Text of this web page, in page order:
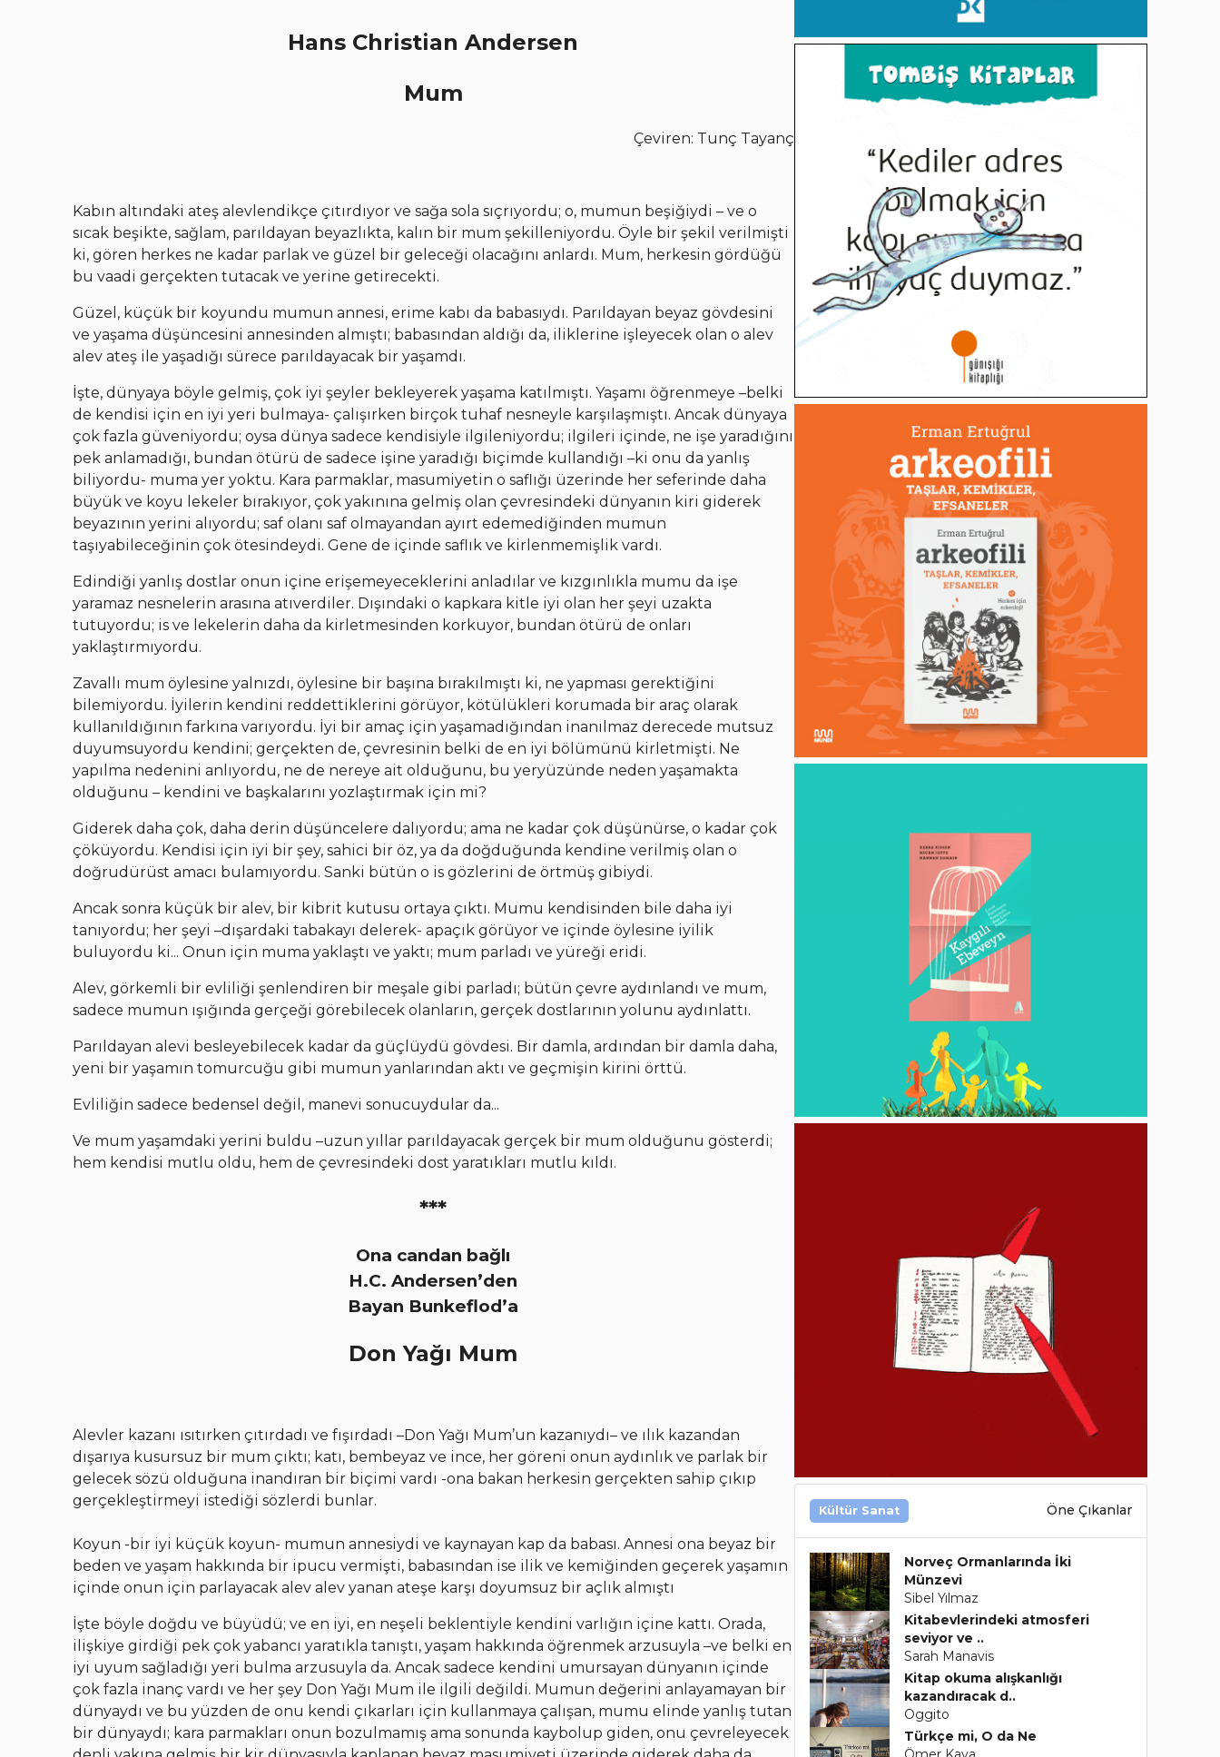
Hans Christian Andersen
Mum
Çeviren: Tunç Tayanç
Kabın altındaki ateş alevlendikçe çıtırdıyor ve sağa sola sıçrıyordu; o, mumun beşiğiydi – ve o
sıcak beşikte, sağlam, parıldayan beyazlıkta, kalın bir mum şekilleniyordu. Öyle bir şekil verilmişti
ki, gören herkes ne kadar parlak ve güzel bir geleceği olacağını anlardı. Mum, herkesin gördüğü
bu vaadi gerçekten tutacak ve yerine getirecekti.
Güzel, küçük bir koyundu mumun annesi, erime kabı da babasıydı. Parıldayan beyaz gövdesini
ve yaşama düşüncesini annesinden almıştı; babasından aldığı da, iliklerine işleyecek olan o alev
alev ateş ile yaşadığı sürece parıldayacak bir yaşamdı.
İşte, dünyaya böyle gelmiş, çok iyi şeyler bekleyerek yaşama katılmıştı. Yaşamı öğrenmeye –belki
de kendisi için en iyi yeri bulmaya- çalışırken birçok tuhaf nesneyle karşılaşmıştı. Ancak dünyaya
çok fazla güveniyordu; oysa dünya sadece kendisiyle ilgileniyordu; ilgileri içinde, ne işe yaradığını
pek anlamadığı, bundan ötürü de sadece işine yaradığı biçimde kullandığı –ki onu da yanlış
biliyordu- muma yer yoktu. Kara parmaklar, masumiyetin o saflığı üzerinde her seferinde daha
büyük ve koyu lekeler bırakıyor, çok yakınına gelmiş olan çevresindeki dünyanın kiri giderek
beyazının yerini alıyordu; saf olanı saf olmayandan ayırt edemediğinden mumun
taşıyabileceğinin çok ötesindeydi. Gene de içinde saflık ve kirlenmemişlik vardı.
Edindiği yanlış dostlar onun içine erişemeyeceklerini anladılar ve kızgınlıkla mumu da işe
yaramaz nesnelerin arasına atıverdiler. Dışındaki o kapkara kitle iyi olan her şeyi uzakta
tutuyordu; is ve lekelerin daha da kirletmesinden korkuyor, bundan ötürü de onları
yaklaştırmıyordu.
Zavallı mum öylesine yalnızdı, öylesine bir başına bırakılmıştı ki, ne yapması gerektiğini
bilemiyordu. İyilerin kendini reddettiklerini görüyor, kötülükleri korumada bir araç olarak
kullanıldığının farkına varıyordu. İyi bir amaç için yaşamadığından inanılmaz derecede mutsuz
duyumsuyordu kendini; gerçekten de, çevresinin belki de en iyi bölümünü kirletmişti. Ne
yapılma nedenini anlıyordu, ne de nereye ait olduğunu, bu yeryüzünde neden yaşamakta
olduğunu – kendini ve başkalarını yozlaştırmak için mi?
Giderek daha çok, daha derin düşüncelere dalıyordu; ama ne kadar çok düşünürse, o kadar çok
çöküyordu. Kendisi için iyi bir şey, sahici bir öz, ya da doğduğunda kendine verilmiş olan o
doğrudürüst amacı bulamıyordu. Sanki bütün o is gözlerini de örtmüş gibiydi.
Ancak sonra küçük bir alev, bir kibrit kutusu ortaya çıktı. Mumu kendisinden bile daha iyi
tanıyordu; her şeyi –dışardaki tabakayı delerek- apaçık görüyor ve içinde öylesine iyilik
buluyordu ki... Onun için muma yaklaştı ve yaktı; mum parladı ve yüreği eridi.
Alev, görkemli bir evliliği şenlendiren bir meşale gibi parladı; bütün çevre aydınlandı ve mum,
sadece mumun ışığında gerçeği görebilecek olanların, gerçek dostlarının yolunu aydınlattı.
Parıldayan alevi besleyebilecek kadar da güçlüydü gövdesi. Bir damla, ardından bir damla daha,
yeni bir yaşamın tomurcuğu gibi mumun yanlarından aktı ve geçmişin kirini örttü.
Evliliğin sadece bedensel değil, manevi sonucuydular da...
Ve mum yaşamdaki yerini buldu –uzun yıllar parıldayacak gerçek bir mum olduğunu gösterdi;
hem kendisi mutlu oldu, hem de çevresindeki dost yaratıkları mutlu kıldı.
***
Ona candan bağlı
H.C. Andersen’den
Bayan Bunkeflod’a
Don Yağı Mum
Alevler kazanı ısıtırken çıtırdadı ve fışırdadı –Don Yağı Mum’un kazanıydı– ve ılık kazandan
dışarıya kusursuz bir mum çıktı; katı, bembeyaz ve ince, her göreni onun aydınlık ve parlak bir
gelecek sözü olduğuna inandıran bir biçimi vardı -ona bakan herkesin gerçekten sahip çıkıp
gerçekleştirmeyi istediği sözlerdi bunlar.
Koyun -bir iyi küçük koyun- mumun annesiydi ve kaynayan kap da babası. Annesi ona beyaz bir
beden ve yaşam hakkında bir ipucu vermişti, babasından ise ilik ve kemiğinden geçerek yaşamın
içinde onun için parlayacak alev alev yanan ateşe karşı doyumsuz bir açlık almıştı
İşte böyle doğdu ve büyüdü; ve en iyi, en neşeli beklentiyle kendini varlığın içine kattı. Orada,
ilişkiye girdiği pek çok yabancı yaratıkla tanıştı, yaşam hakkında öğrenmek arzusuyla –ve belki en
iyi uyum sağladığı yeri bulma arzusuyla da. Ancak sadece kendini umursayan dünyanın içinde
çok fazla inanç vardı ve her şey Don Yağı Mum ile ilgili değildi. Mumun değerini anlayamayan bir
dünyaydı ve bu yüzden de onu kendi çıkarları için kullanmaya çalışan, mumu elinde yanlış tutan
bir dünyaydı; kara parmakları onun bozulmamış ama sonunda kaybolup giden, onu çevreleyecek
Kültür Sanat Öne Çıkanlar
Norveç Ormanlarında İki
Münzevi
Sibel Yılmaz
Kitabevlerindeki atmosferi
seviyor ve ..
Sarah Manavis
Kitap okuma alışkanlığı
kazandıracak d..
Oggito
Türkçe mi, O da Ne